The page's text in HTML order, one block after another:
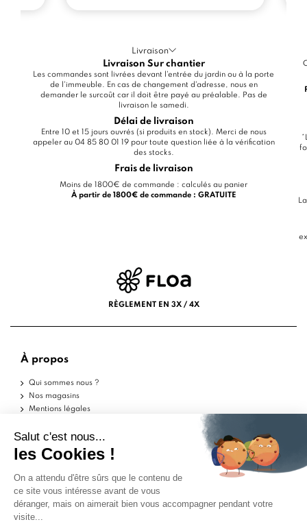
Livraison
Livraison Sur chantier
Les commandes sont livrées devant l'entrée du jardin ou à la porte
de l'immeuble. En cas de changement d'adresse, nous en
demander le surcoût car il doit être payé au préalable. Pas de
livraison le samedi.
Délai de livraison
Entre 10 et 15 jours ouvrés (si produits en stock). Merci de nous
appeler au 04 85 80 01 19 pour toute question liée à la vérification
des stocks.
Frais de livraison
Moins de 1800€ de commande : calculés au panier
À partir de 1800€ de commande : GRATUITE
RÈGLEMENT EN 3X / 4X
À propos
Qui sommes nous ?
Nos magasins
Mentions légales
Politique de confidentialité
Aide
Echantillons
Livraisons
Retours
FAQ